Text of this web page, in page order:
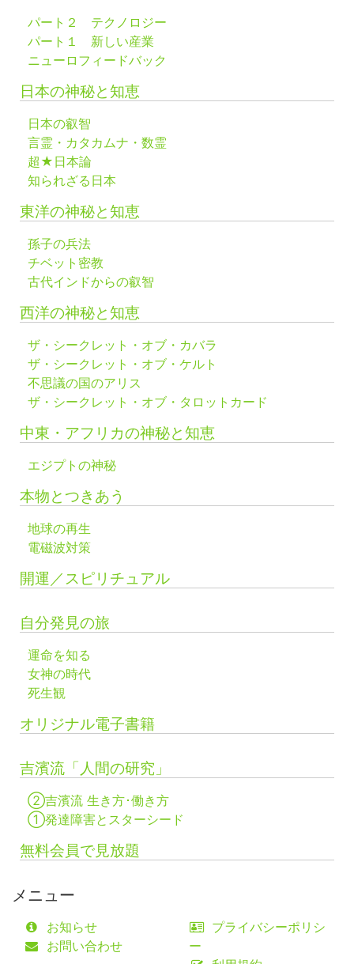
パート２ テクノロジー
パート１ 新しい産業
ニューロフィードバック
日本の神秘と知恵
日本の叡智
言霊・カタカムナ・数霊
超★日本論
知られざる日本
東洋の神秘と知恵
孫子の兵法
チベット密教
古代インドからの叡智
西洋の神秘と知恵
ザ・シークレット・オブ・カバラ
ザ・シークレット・オブ・ケルト
不思議の国のアリス
ザ・シークレット・オブ・タロットカード
中東・アフリカの神秘と知恵
エジプトの神秘
本物とつきあう
地球の再生
電磁波対策
開運／スピリチュアル
自分発見の旅
運命を知る
女神の時代
死生観
オリジナル電子書籍
吉濱流「人間の研究」
②吉濱流 生き方･働き方
①発達障害とスターシード
無料会員で見放題
メニュー
お知らせ
お問い合わせ
プライバシーポリシ
ー